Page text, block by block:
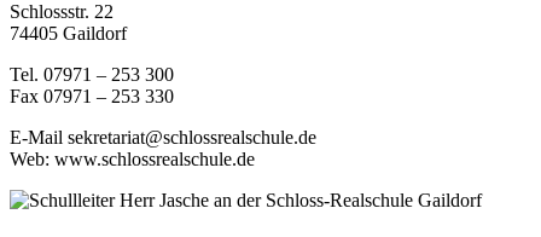
Schlossstr. 22
74405 Gaildorf
Tel. 07971 – 253 300
Fax 07971 – 253 330
E-Mail sekretariat@schlossrealschule.de
Web: www.schlossrealschule.de